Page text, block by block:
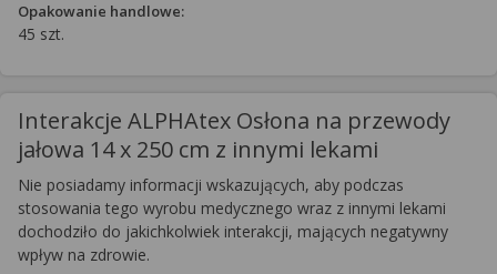
Opakowanie handlowe:
45 szt.
Interakcje ALPHAtex Osłona na przewody
jałowa 14 x 250 cm z innymi lekami
Nie posiadamy informacji wskazujących, aby podczas
stosowania tego wyrobu medycznego wraz z innymi lekami
dochodziło do jakichkolwiek interakcji, mających negatywny
wpływ na zdrowie.